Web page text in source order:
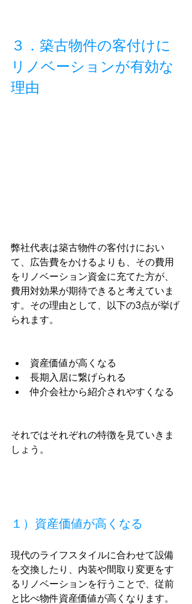
３．築古物件の客付けに
リノベーションが有効な
理由
弊社代表は築古物件の客付けにおい
て、広告費をかけるよりも、その費用
をリノベーション資金に充てた方が、
費用対効果が期待できると考えていま
す。その理由として、以下の3点が挙げ
られます。
資産価値が高くなる
長期入居に繋げられる
仲介会社から紹介されやすくなる
それではそれぞれの特徴を見ていきま
しょう。
１）資産価値が高くなる
現代のライフスタイルに合わせて設備
を交換したり、内装や間取り変更をす
るリノベーションを行うことで、従前
と比べ物件資産価値が高くなります。